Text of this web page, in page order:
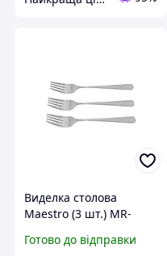
Виделка столова
Maestro (3 шт.) MR-
Готово до відправки